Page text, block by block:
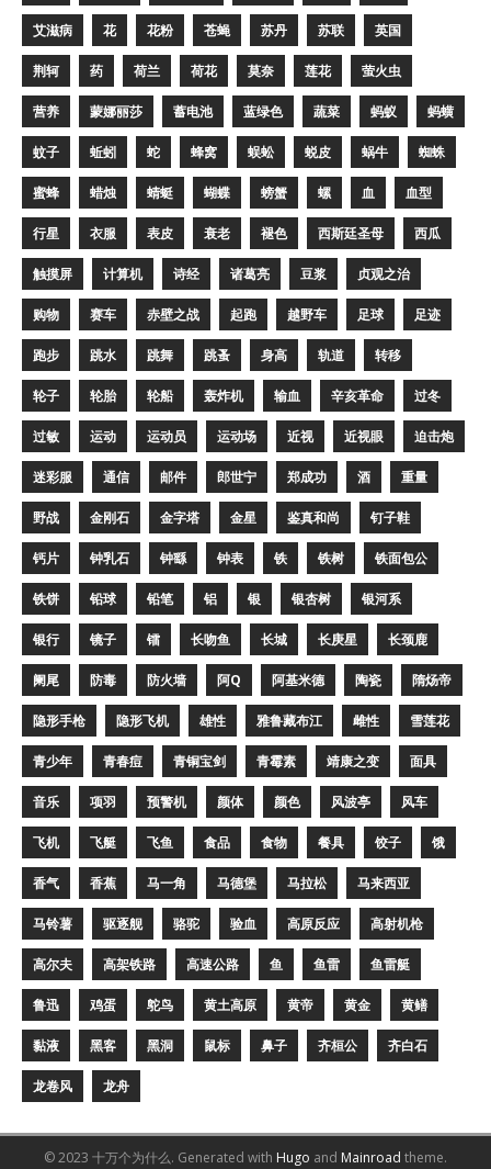
艾滋病 花 花粉 苍蝇 苏丹 苏联 英国
荆轲 药 荷兰 荷花 莫奈 莲花 萤火虫
营养 蒙娜丽莎 蓄电池 蓝绿色 蔬菜 蚂蚁 蚂蟥
蚊子 蚯蚓 蛇 蜂窝 蜈蚣 蜕皮 蜗牛 蜘蛛
蜜蜂 蜡烛 蜻蜓 蝴蝶 螃蟹 螺 血 血型
行星 衣服 表皮 衰老 褪色 西斯廷圣母 西瓜
触摸屏 计算机 诗经 诸葛亮 豆浆 贞观之治
购物 赛车 赤壁之战 起跑 越野车 足球 足迹
跑步 跳水 跳舞 跳蚤 身高 轨道 转移
轮子 轮胎 轮船 轰炸机 输血 辛亥革命 过冬
过敏 运动 运动员 运动场 近视 近视眼 迫击炮
迷彩服 通信 邮件 郎世宁 郑成功 酒 重量
野战 金刚石 金字塔 金星 鉴真和尚 钉子鞋
钙片 钟乳石 钟繇 钟表 铁 铁树 铁面包公
铁饼 铅球 铅笔 铝 银 银杏树 银河系
银行 镜子 镭 长吻鱼 长城 长庚星 长颈鹿
阑尾 防毒 防火墙 阿Q 阿基米德 陶瓷 隋炀帝
隐形手枪 隐形飞机 雄性 雅鲁藏布江 雌性 雪莲花
青少年 青春痘 青铜宝剑 青霉素 靖康之变 面具
音乐 项羽 预警机 颜体 颜色 风波亭 风车
飞机 飞艇 飞鱼 食品 食物 餐具 饺子 饿
香气 香蕉 马一角 马德堡 马拉松 马来西亚
马铃薯 驱逐舰 骆驼 验血 高原反应 高射机枪
高尔夫 高架铁路 高速公路 鱼 鱼雷 鱼雷艇
鲁迅 鸡蛋 鸵鸟 黄土高原 黄帝 黄金 黄鳝
黏液 黑客 黑洞 鼠标 鼻子 齐桓公 齐白石
龙卷风 龙舟
© 2023 十万个为什么. Generated with Hugo and Mainroad theme.